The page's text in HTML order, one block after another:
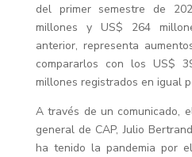
del primer semestre de
millones y US$ 264
anterior, representa
compararlos con los US$
millones registrados en igual
A través de un comunicado,
general de CAP, Julio
ha tenido la pandemia por